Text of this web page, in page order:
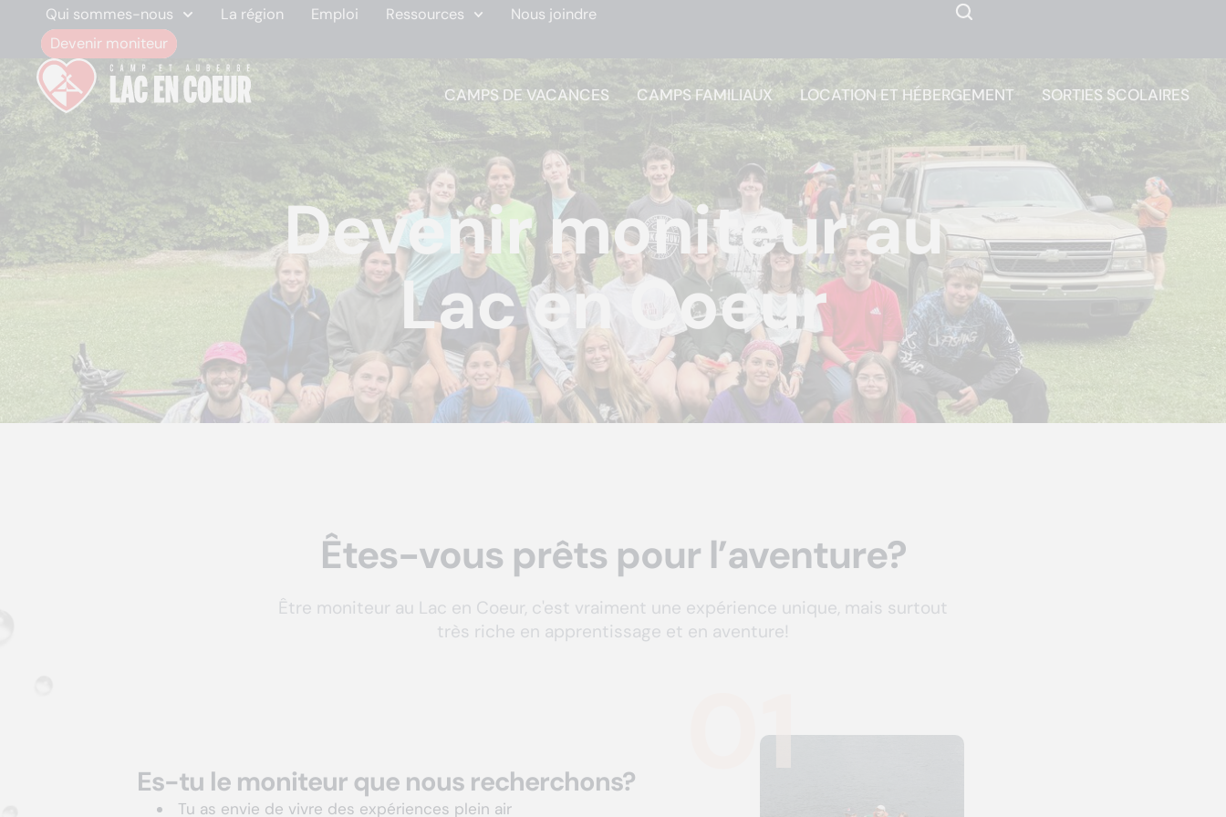
Qui sommes-nous La région Emploi Ressources
Nous joindre
Devenir moniteur
CAMPS DE VACANCES CAMPS FAMILIAUX LOCATION ET HÉBERGEMENT SORTIES SCOLAIRES
Devenir moniteur au
Lac en Coeur
Êtes-vous prêts pour l’aventure?
Être moniteur au Lac en Coeur, c'est vraiment une expérience unique, mais surtout
très riche en apprentissage et en aventure!
Es-tu le moniteur que nous recherchons?
Tu as envie de vivre des expériences plein air
01